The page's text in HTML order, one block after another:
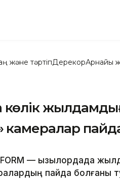
және тәртіпДерекқорАрнайы
көлік
камералар
— Қызылордада
пайда